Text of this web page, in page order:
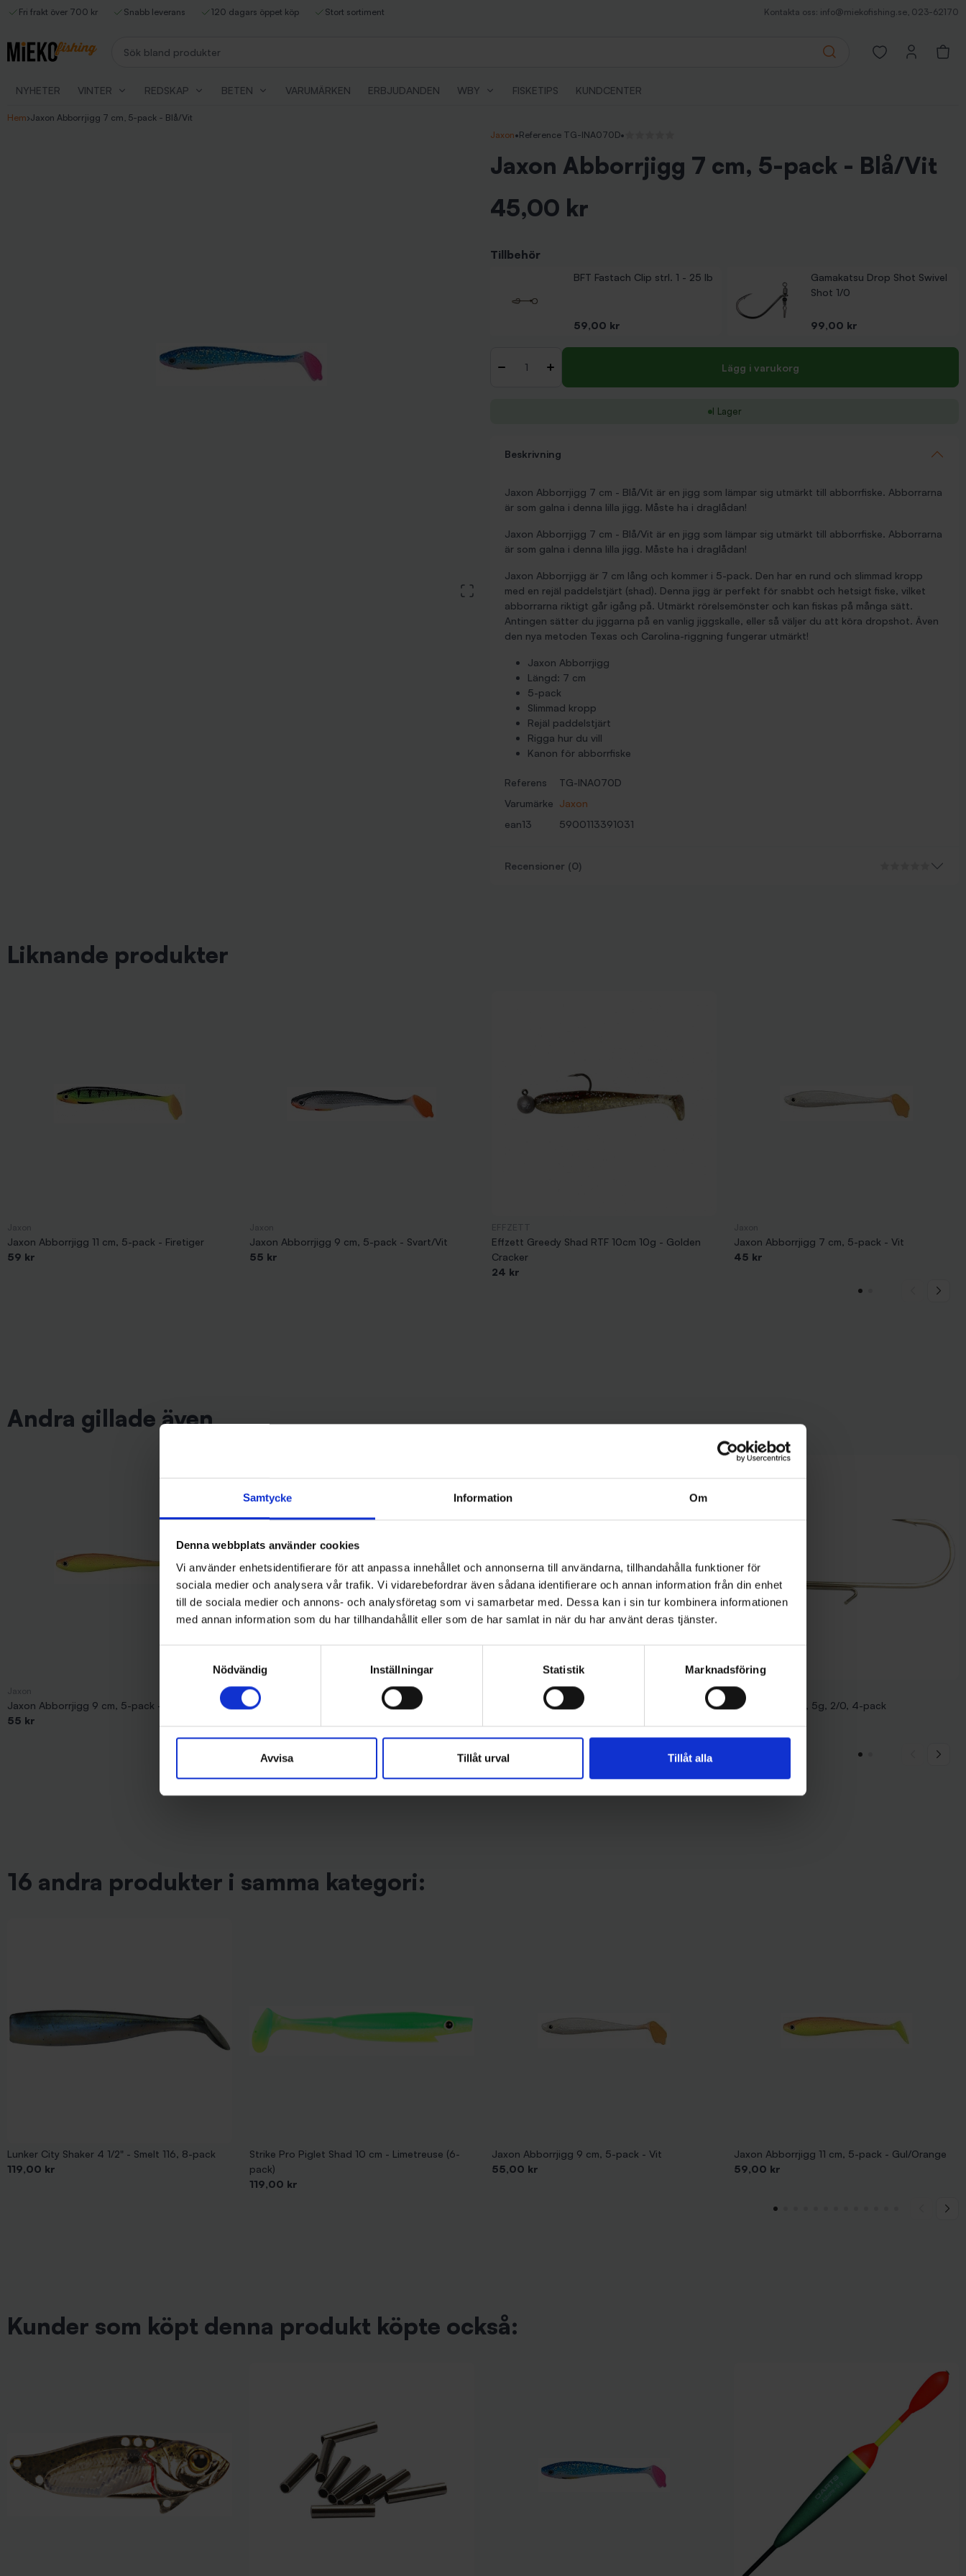
Samtycke Information Om
Denna webbplats använder cookies
Vi använder enhetsidentifierare för att anpassa innehållet och annonserna till användarna, tillhandahålla funktioner för
sociala medier och analysera vår trafik. Vi vidarebefordrar även sådana identifierare och annan information från din enhet
till de sociala medier och annons- och analysföretag som vi samarbetar med. Dessa kan i sin tur kombinera informationen
med annan information som du har tillhandahållit eller som de har samlat in när du har använt deras tjänster.
Nödvändig
Inställningar Statistik Marknadsföring
Avvisa Tillåt urval Tillåt alla
Fri frakt över 700 kr Snabb leverans 120 dagars öppet köp Stort sortiment Kontakta oss: info@miekofishing.se, 023-62170
Search
Open favorites
NYHETER VINTER REDSKAP BETEN VARUMÄRKEN ERBJUDANDEN WBY FISKETIPS KUNDCENTER
Hem›Jaxon Abborrjigg 7 cm, 5-pack - Blå/Vit
View large image
Jaxon•Reference TG-INA070D•
Jaxon Abborrjigg 7 cm, 5-pack - Blå/Vit
45,00 kr
Tillbehör
BFT Fastach Clip strl. 1 - 25 lb
Pris
59,00 kr
Gamakatsu Drop Shot Swivel
Shot 1/0
Pris
99,00 kr
- + Lägg i varukorg
I Lager
Beskrivning
Jaxon Abborrjigg 7 cm - Blå/Vit är en jigg som lämpar sig utmärkt till abborrfiske. Abborrarna
är som galna i denna lilla jigg. Måste ha i draglådan!
Jaxon Abborrjigg 7 cm - Blå/Vit är en jigg som lämpar sig utmärkt till abborrfiske. Abborrarna
är som galna i denna lilla jigg. Måste ha i draglådan!
Jaxon Abborrjigg är 7 cm lång och kommer i 5-pack. Den har en rund och slimmad kropp
med en rejäl paddelstjärt (shad). Denna jigg är perfekt för snabbt och hetsigt fiske, vilket
abborrarna riktigt går igång på. Utmärkt rörelsemönster och kan fiskas på många sätt.
Antingen sätter du jiggarna på en vanlig jiggskalle, eller så väljer du att köra dropshot. Även
den nya metoden Texas och Carolina-riggning fungerar utmärkt!
Jaxon Abborrjigg
Längd: 7 cm
5-pack
Slimmad kropp
Rejäl paddelstjärt
Rigga hur du vill
Kanon för abborrfiske
Referens
TG-INA070D
Varumärke Jaxon
ean13
5900113391031
Recensioner (0)
Liknande produkter
Jaxon Abborrjigg 11 cm, 5-pack - Firetiger
59 kr
Jaxon Abborrjigg 9 cm, 5-pack - Svart/Vit
55 kr
Effzett Greedy Shad RTF 10cm 10g - Golden
Cracker
24 kr
Jaxon Abborrjigg 7 cm, 5-pack - Vit
45 kr
Andra gillade även
Jaxon Abborrjigg 9 cm, 5-pack - Gul/Orange
55 kr
Mieko Predator
Mieko Predator Spinner Tail RNR 390g -
229 kr
Jaxon Abborrjigg 7 cm, 5-pack - Svart/Vit
SPRO
Spro Jiggskalle, 5g, 2/0, 4-pack
16 andra produkter i samma kategori:
Lunker City Shaker 4 1/2" - Smelt 116, 8-pack
Pris
119,00 kr
Strike Pro Piglet Shad 10 cm - Limetreuse (6-
pack)
Pris
119,00 kr
Jaxon Abborrjigg 9 cm, 5-pack - Vit
Pris
55,00 kr
Jaxon Abborrjigg 11 cm, 5-pack - Gul/Orange
Pris
59,00 kr
Kunder som köpt denna produkt köpte också: